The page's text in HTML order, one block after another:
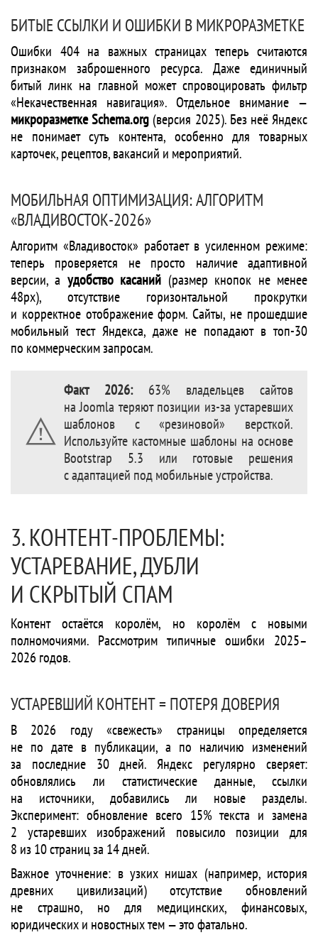
БИТЫЕ ССЫЛКИ И ОШИБКИ В МИКРОРАЗМЕТКЕ
Ошибки 404 на важных страницах теперь считаются
признаком заброшенного ресурса. Даже единичный
битый линк на главной может спровоцировать фильтр
«Некачественная навигация». Отдельное внимание —
микроразметке Schema.org (версия 2025). Без неё Яндекс
не понимает суть контента, особенно для товарных
карточек, рецептов, вакансий и мероприятий.
МОБИЛЬНАЯ ОПТИМИЗАЦИЯ: АЛГОРИТМ
«ВЛАДИВОСТОК-2026»
Алгоритм «Владивосток» работает в усиленном режиме:
теперь проверяется не просто наличие адаптивной
версии, а удобство касаний (размер кнопок не менее
48px), отсутствие горизонтальной прокрутки
и корректное отображение форм. Сайты, не прошедшие
мобильный тест Яндекса, даже не попадают в топ-30
по коммерческим запросам.
Факт 2026:63% владельцев сайтов
на Joomla теряют позиции из-за устаревших
шаблонов с «резиновой» версткой.
Используйте кастомные шаблоны на основе
Bootstrap 5.3 или готовые решения
с адаптацией под мобильные устройства.
3. КОНТЕНТ-ПРОБЛЕМЫ:
УСТАРЕВАНИЕ, ДУБЛИ
И СКРЫТЫЙ СПАМ
Контент остаётся королём, но королём с новыми
полномочиями. Рассмотрим типичные ошибки 2025–
2026 годов.
УСТАРЕВШИЙ КОНТЕНТ = ПОТЕРЯ ДОВЕРИЯ
В 2026 году «свежесть» страницы определяется
не по дате в публикации, а по наличию изменений
за последние 30 дней. Яндекс регулярно сверяет:
обновлялись ли статистические данные, ссылки
на источники, добавились ли новые разделы.
Эксперимент: обновление всего 15% текста и замена
2 устаревших изображений повысило позиции для
8 из 10 страниц за 14 дней.
Важное уточнение: в узких нишах (например, история
древних цивилизаций) отсутствие обновлений
не страшно, но для медицинских, финансовых,
юридических и новостных тем — это фатально.